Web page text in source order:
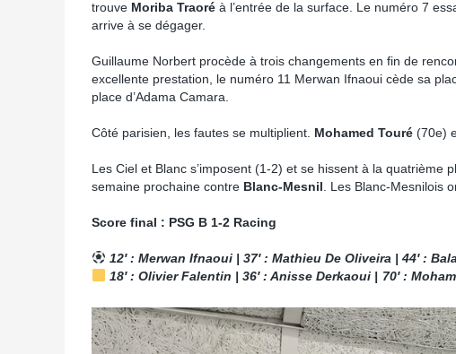
trouve Moriba Traoré à l’entrée de la surface. Le numéro 7
arrive à se dégager.
Guillaume Norbert procède à trois changements en fin de
excellente prestation, le numéro 11 Merwan Ifnaoui cède sa
place d’Adama Camara.
Côté parisien, les fautes se multiplient. Mohamed Touré (70e)
Les Ciel et Blanc s’imposent (1-2) et se hissent à la
semaine prochaine contre Blanc-Mesnil . Les Blanc-Mesnilois
Score final : PSG B 1-2 Racing
12′ : Merwan Ifnaoui | 37′ : Mathieu De Oliveira | 44′ :
18′ : Olivier Falentin | 36′ : Anisse Derkaoui | 70′ :